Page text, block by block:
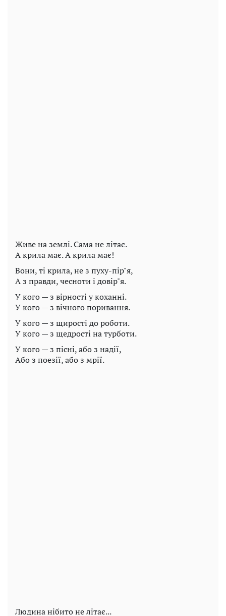
Живе на землі. Сама не літає.
А крила має. А крила має!
Вони, ті крила, не з пуху-пір"я,
А з правди, чесноти і довір"я.
У кого — з вірності у коханні.
У кого — з вічного поривання.
У кого — з щирості до роботи.
У кого — з щедрості на турботи.
У кого — з пісні, або з надії,
Або з поезії, або з мрії.
Людина нібито не літає...